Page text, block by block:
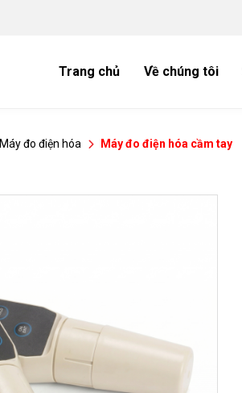
Trang chủ Về chúng tôi
Máy đo điện hóa Máy đo điện hóa cầm tay